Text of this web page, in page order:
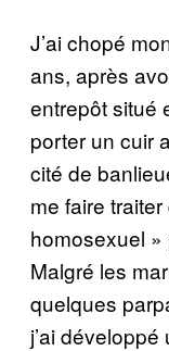
J’ai chopé
ans, après
entrepôt situé
porter un cuir
cité de
me faire
homosexuel »
Malgré les
quelques
j’ai